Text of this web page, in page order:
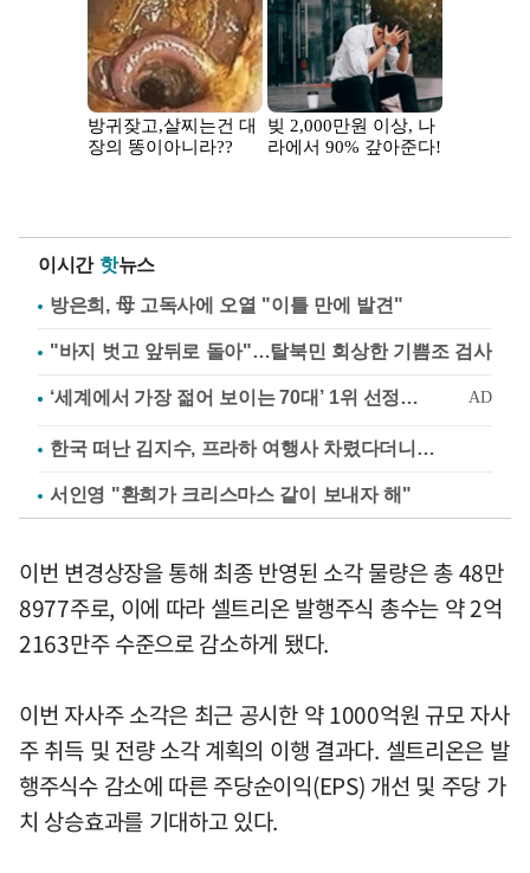
이시간 핫뉴스
방은희, 母 고독사에 오열 "이틀 만에 발견"
"바지 벗고 앞뒤로 돌아"…탈북민 회상한 기쁨조 검사
한국 떠난 김지수, 프라하 여행사 차렸다더니…
서인영 "환희가 크리스마스 같이 보내자 해"
이번 변경상장을 통해 최종 반영된 소각 물량은 총 48만
8977주로, 이에 따라 셀트리온 발행주식 총수는 약 2억
2163만주 수준으로 감소하게 됐다.
이번 자사주 소각은 최근 공시한 약 1000억원 규모 자사
주 취득 및 전량 소각 계획의 이행 결과다. 셀트리온은 발
행주식수 감소에 따른 주당순이익(EPS) 개선 및 주당 가
치 상승효과를 기대하고 있다.